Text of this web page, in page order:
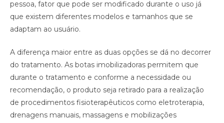
pessoa, fator que pode ser modificado durante o uso já
que existem diferentes modelos e tamanhos que se
adaptam ao usuário.
A diferença maior entre as duas opções se dá no decorrer
do tratamento. As botas imobilizadoras permitem que
durante o tratamento e conforme a necessidade ou
recomendação, o produto seja retirado para a realização
de procedimentos fisioterapêuticos como eletroterapia,
drenagens manuais, massagens e mobilizações